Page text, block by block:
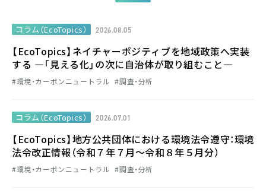
コラム（EcoTopics） 2026.08.05
【EcoTopics】ネイチャーポジティブを地域政策へ実装
する ―「見える化」の次に自治体が取り組むこと―
環境・カーボンニュートラル 調査・分析
コラム（EcoTopics） 2026.07.01
【EcoTopics】地方公共団体における環境法令遵守：環境
法令改正情報（令和７年７月～令和８年５月分）
環境・カーボンニュートラル 調査・分析